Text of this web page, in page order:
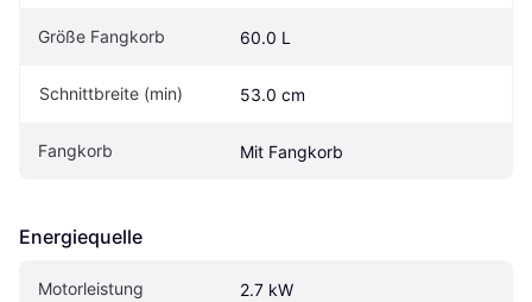
Größe Fangkorb 60.0 L
Schnittbreite (min) 53.0 cm
Fangkorb Mit Fangkorb
Energiequelle
Motorleistung 2.7 kW